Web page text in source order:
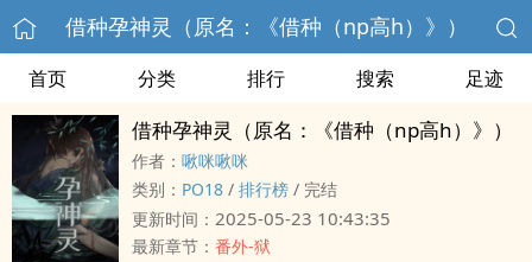
借种孕神灵（原名：《借种（np‌‎‍高‎‍‌h‍‎‌）》）
首页 分类 排行 搜索 足迹
借种孕神灵（原名：《借种（np‌‎‍高‎‍‌h‍‎‌）》）
作者： 啾咪啾咪
类别： ‌P‍O‍‌‌1‌‍8‎‌‍ / 排行榜 / 完结
更新时间： 2025-05-23 10:43:35
最新章节： 番外-狱